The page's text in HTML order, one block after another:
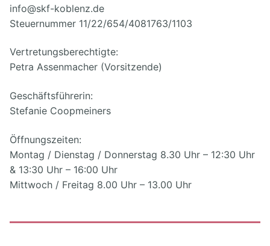
info@skf-koblenz.de
Steuernummer 11/22/654/4081763/1103
Vertretungsberechtigte:
Petra Assenmacher (Vorsitzende)
Geschäftsführerin:
Stefanie Coopmeiners
Öffnungszeiten:
Montag / Dienstag / Donnerstag 8.30 Uhr – 12:30 Uhr
& 13:30 Uhr – 16:00 Uhr
Mittwoch / Freitag 8.00 Uhr – 13.00 Uhr